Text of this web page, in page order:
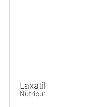
Laxatil
Nutripur